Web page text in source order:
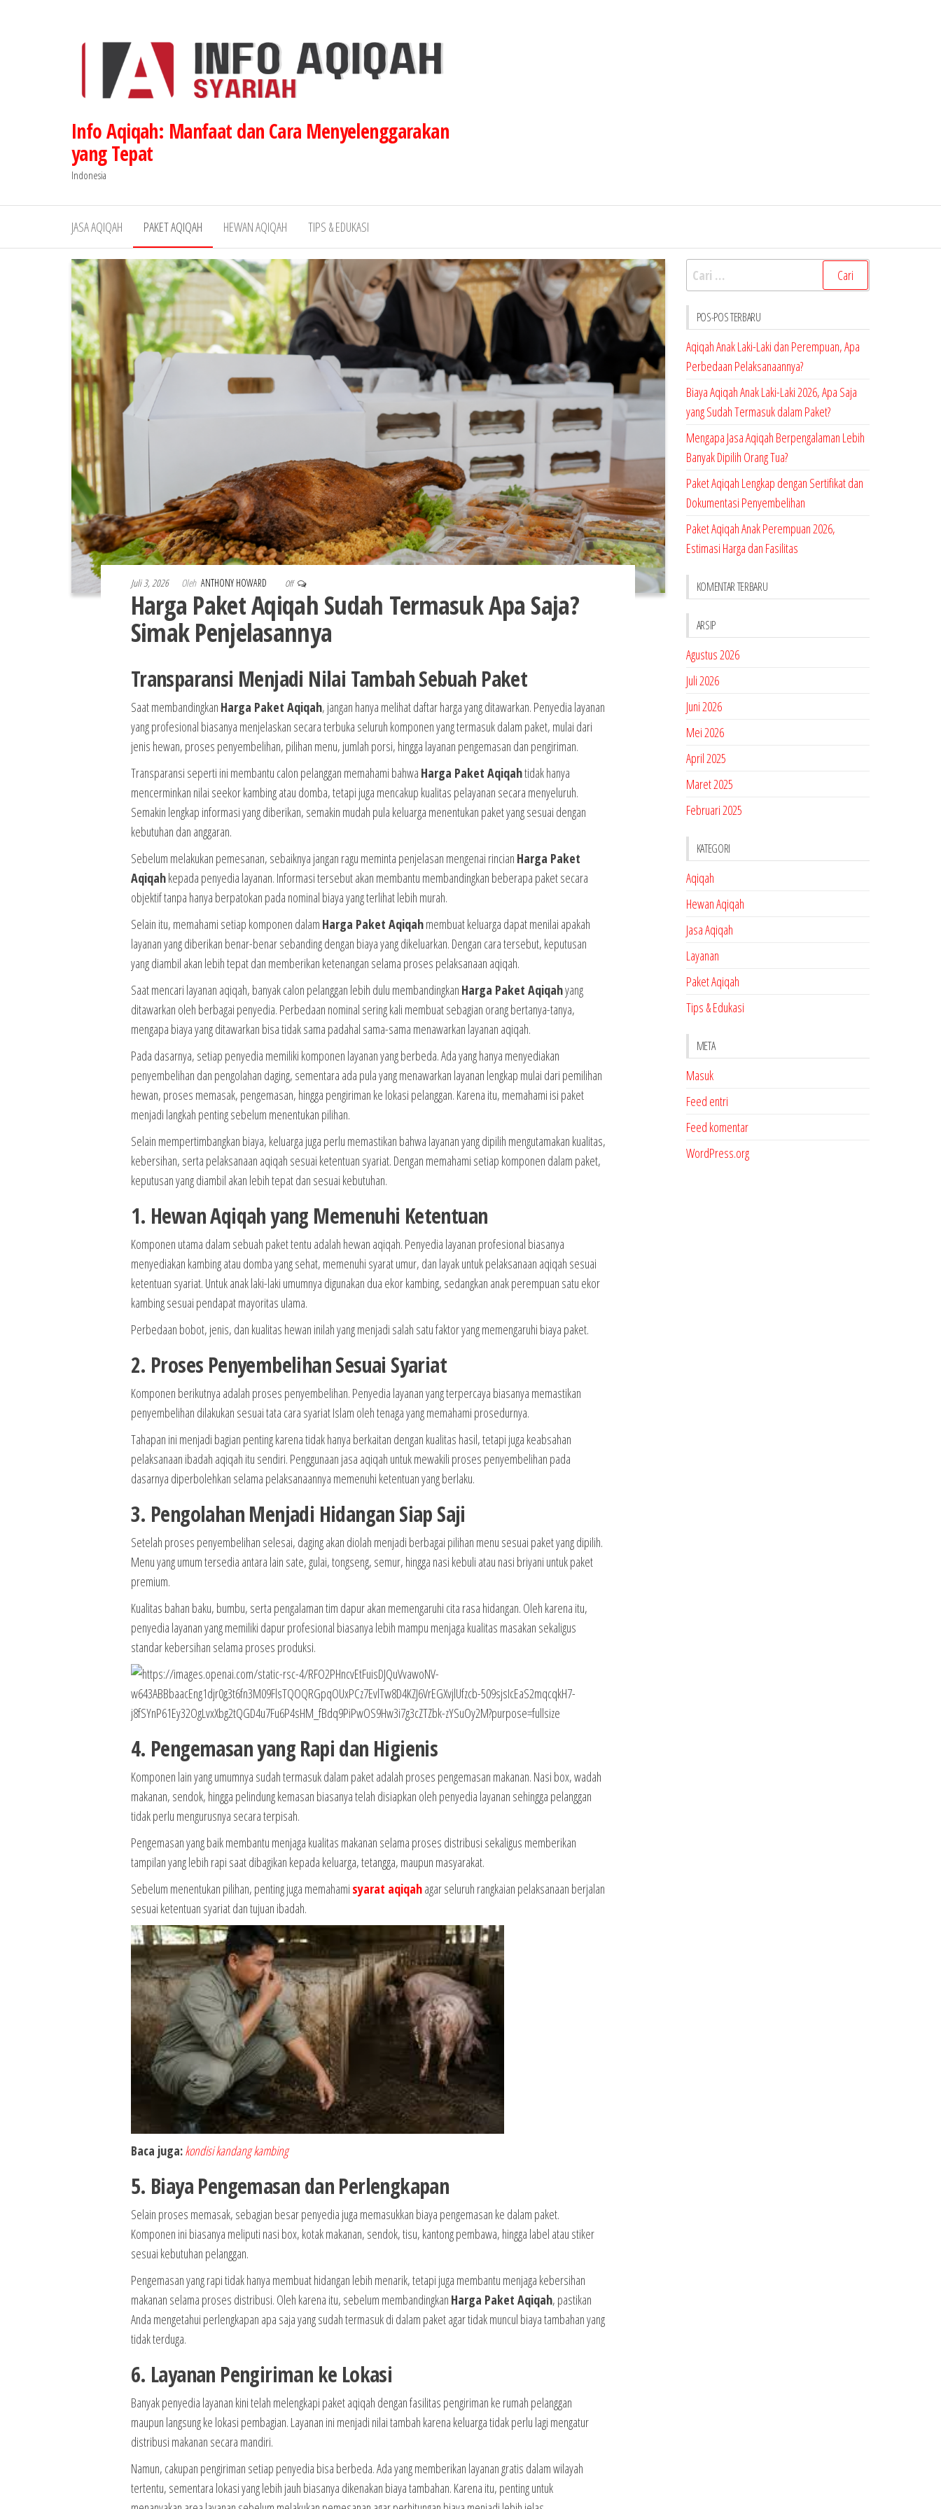
Info Aqiqah: Manfaat dan Cara Menyelenggarakan
yang Tepat
Indonesia
JASA AQIQAH PAKET AQIQAH HEWAN AQIQAH TIPS & EDUKASI
Juli 3, 2026 Oleh ANTHONY HOWARD Off
Harga Paket Aqiqah Sudah Termasuk Apa Saja?
Simak Penjelasannya
Transparansi Menjadi Nilai Tambah Sebuah Paket
Saat membandingkan Harga Paket Aqiqah, jangan hanya melihat daftar harga yang ditawarkan. Penyedia layanan
yang profesional biasanya menjelaskan secara terbuka seluruh komponen yang termasuk dalam paket, mulai dari
jenis hewan, proses penyembelihan, pilihan menu, jumlah porsi, hingga layanan pengemasan dan pengiriman.
Transparansi seperti ini membantu calon pelanggan memahami bahwa Harga Paket Aqiqahtidak hanya
mencerminkan nilai seekor kambing atau domba, tetapi juga mencakup kualitas pelayanan secara menyeluruh.
Semakin lengkap informasi yang diberikan, semakin mudah pula keluarga menentukan paket yang sesuai dengan
kebutuhan dan anggaran.
Sebelum melakukan pemesanan, sebaiknya jangan ragu meminta penjelasan mengenai rincian Harga Paket
Aqiqahkepada penyedia layanan. Informasi tersebut akan membantu membandingkan beberapa paket secara
objektif tanpa hanya berpatokan pada nominal biaya yang terlihat lebih murah.
Selain itu, memahami setiap komponen dalam Harga Paket Aqiqahmembuat keluarga dapat menilai apakah
layanan yang diberikan benar-benar sebanding dengan biaya yang dikeluarkan. Dengan cara tersebut, keputusan
yang diambil akan lebih tepat dan memberikan ketenangan selama proses pelaksanaan aqiqah.
Saat mencari layanan aqiqah, banyak calon pelanggan lebih dulu membandingkan Harga Paket Aqiqahyang
ditawarkan oleh berbagai penyedia. Perbedaan nominal sering kali membuat sebagian orang bertanya-tanya,
mengapa biaya yang ditawarkan bisa tidak sama padahal sama-sama menawarkan layanan aqiqah.
Pada dasarnya, setiap penyedia memiliki komponen layanan yang berbeda. Ada yang hanya menyediakan
penyembelihan dan pengolahan daging, sementara ada pula yang menawarkan layanan lengkap mulai dari pemilihan
hewan, proses memasak, pengemasan, hingga pengiriman ke lokasi pelanggan. Karena itu, memahami isi paket
menjadi langkah penting sebelum menentukan pilihan.
Selain mempertimbangkan biaya, keluarga juga perlu memastikan bahwa layanan yang dipilih mengutamakan kualitas,
kebersihan, serta pelaksanaan aqiqah sesuai ketentuan syariat. Dengan memahami setiap komponen dalam paket,
keputusan yang diambil akan lebih tepat dan sesuai kebutuhan.
1. Hewan Aqiqah yang Memenuhi Ketentuan
Komponen utama dalam sebuah paket tentu adalah hewan aqiqah. Penyedia layanan profesional biasanya
menyediakan kambing atau domba yang sehat, memenuhi syarat umur, dan layak untuk pelaksanaan aqiqah sesuai
ketentuan syariat. Untuk anak laki-laki umumnya digunakan dua ekor kambing, sedangkan anak perempuan satu ekor
kambing sesuai pendapat mayoritas ulama.
Perbedaan bobot, jenis, dan kualitas hewan inilah yang menjadi salah satu faktor yang memengaruhi biaya paket.
2. Proses Penyembelihan Sesuai Syariat
Komponen berikutnya adalah proses penyembelihan. Penyedia layanan yang terpercaya biasanya memastikan
penyembelihan dilakukan sesuai tata cara syariat Islam oleh tenaga yang memahami prosedurnya.
Tahapan ini menjadi bagian penting karena tidak hanya berkaitan dengan kualitas hasil, tetapi juga keabsahan
pelaksanaan ibadah aqiqah itu sendiri. Penggunaan jasa aqiqah untuk mewakili proses penyembelihan pada
dasarnya diperbolehkan selama pelaksanaannya memenuhi ketentuan yang berlaku.
3. Pengolahan Menjadi Hidangan Siap Saji
Setelah proses penyembelihan selesai, daging akan diolah menjadi berbagai pilihan menu sesuai paket yang dipilih.
Menu yang umum tersedia antara lain sate, gulai, tongseng, semur, hingga nasi kebuli atau nasi briyani untuk paket
premium.
Kualitas bahan baku, bumbu, serta pengalaman tim dapur akan memengaruhi cita rasa hidangan. Oleh karena itu,
penyedia layanan yang memiliki dapur profesional biasanya lebih mampu menjaga kualitas masakan sekaligus
standar kebersihan selama proses produksi.
4. Pengemasan yang Rapi dan Higienis
Komponen lain yang umumnya sudah termasuk dalam paket adalah proses pengemasan makanan. Nasi box, wadah
makanan, sendok, hingga pelindung kemasan biasanya telah disiapkan oleh penyedia layanan sehingga pelanggan
tidak perlu mengurusnya secara terpisah.
Pengemasan yang baik membantu menjaga kualitas makanan selama proses distribusi sekaligus memberikan
tampilan yang lebih rapi saat dibagikan kepada keluarga, tetangga, maupun masyarakat.
Sebelum menentukan pilihan, penting juga memahami syarat aqiqahagar seluruh rangkaian pelaksanaan berjalan
sesuai ketentuan syariat dan tujuan ibadah.
Baca juga:kondisi kandang kambing
5. Biaya Pengemasan dan Perlengkapan
Selain proses memasak, sebagian besar penyedia juga memasukkan biaya pengemasan ke dalam paket.
Komponen ini biasanya meliputi nasi box, kotak makanan, sendok, tisu, kantong pembawa, hingga label atau stiker
sesuai kebutuhan pelanggan.
Pengemasan yang rapi tidak hanya membuat hidangan lebih menarik, tetapi juga membantu menjaga kebersihan
makanan selama proses distribusi. Oleh karena itu, sebelum membandingkan Harga Paket Aqiqah, pastikan
Anda mengetahui perlengkapan apa saja yang sudah termasuk di dalam paket agar tidak muncul biaya tambahan yang
tidak terduga.
6. Layanan Pengiriman ke Lokasi
Banyak penyedia layanan kini telah melengkapi paket aqiqah dengan fasilitas pengiriman ke rumah pelanggan
maupun langsung ke lokasi pembagian. Layanan ini menjadi nilai tambah karena keluarga tidak perlu lagi mengatur
distribusi makanan secara mandiri.
Namun, cakupan pengiriman setiap penyedia bisa berbeda. Ada yang memberikan layanan gratis dalam wilayah
tertentu, sementara lokasi yang lebih jauh biasanya dikenakan biaya tambahan. Karena itu, penting untuk
Cari
untuk:
POS-POS TERBARU
Aqiqah Anak Laki-Laki dan Perempuan, Apa
Perbedaan Pelaksanaannya?
Biaya Aqiqah Anak Laki-Laki 2026, Apa Saja
yang Sudah Termasuk dalam Paket?
Mengapa Jasa Aqiqah Berpengalaman Lebih
Banyak Dipilih Orang Tua?
Paket Aqiqah Lengkap dengan Sertifikat dan
Dokumentasi Penyembelihan
Paket Aqiqah Anak Perempuan 2026,
Estimasi Harga dan Fasilitas
KOMENTAR TERBARU
ARSIP
Agustus 2026
Juli 2026
Juni 2026
Mei 2026
April 2025
Maret 2025
Februari 2025
KATEGORI
Aqiqah
Hewan Aqiqah
Jasa Aqiqah
Layanan
Paket Aqiqah
Tips & Edukasi
META
Masuk
Feed entri
Feed komentar
WordPress.org